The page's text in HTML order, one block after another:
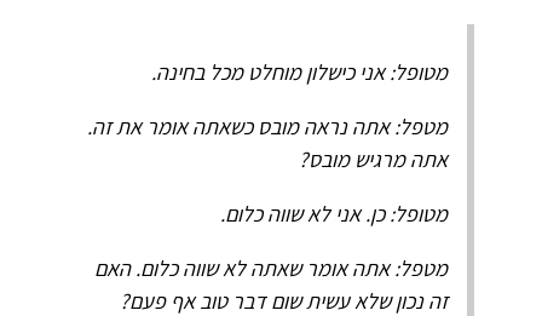
מטופל: אני כישלון מוחלט מכל בחינה.
מטפל: אתה נראה מובס כשאתה אומר את זה.
אתה מרגיש מובס?
מטופל: כן. אני לא שווה כלום.
מטפל: אתה אומר שאתה לא שווה כלום. האם
זה נכון שלא עשית שום דבר טוב אף פעם?